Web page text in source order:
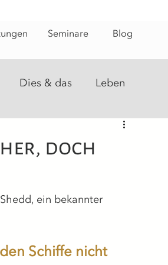
Seminare Blog
Dies & das Leben
doch
ein bekannter
Schiffe nicht